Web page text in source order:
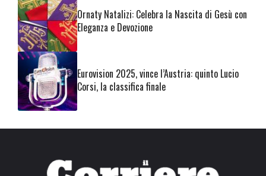
Ornaty Natalizi: Celebra la Nascita di Gesù con
Eleganza e Devozione
Eurovision 2025, vince l’Austria: quinto Lucio
Corsi, la classifica finale